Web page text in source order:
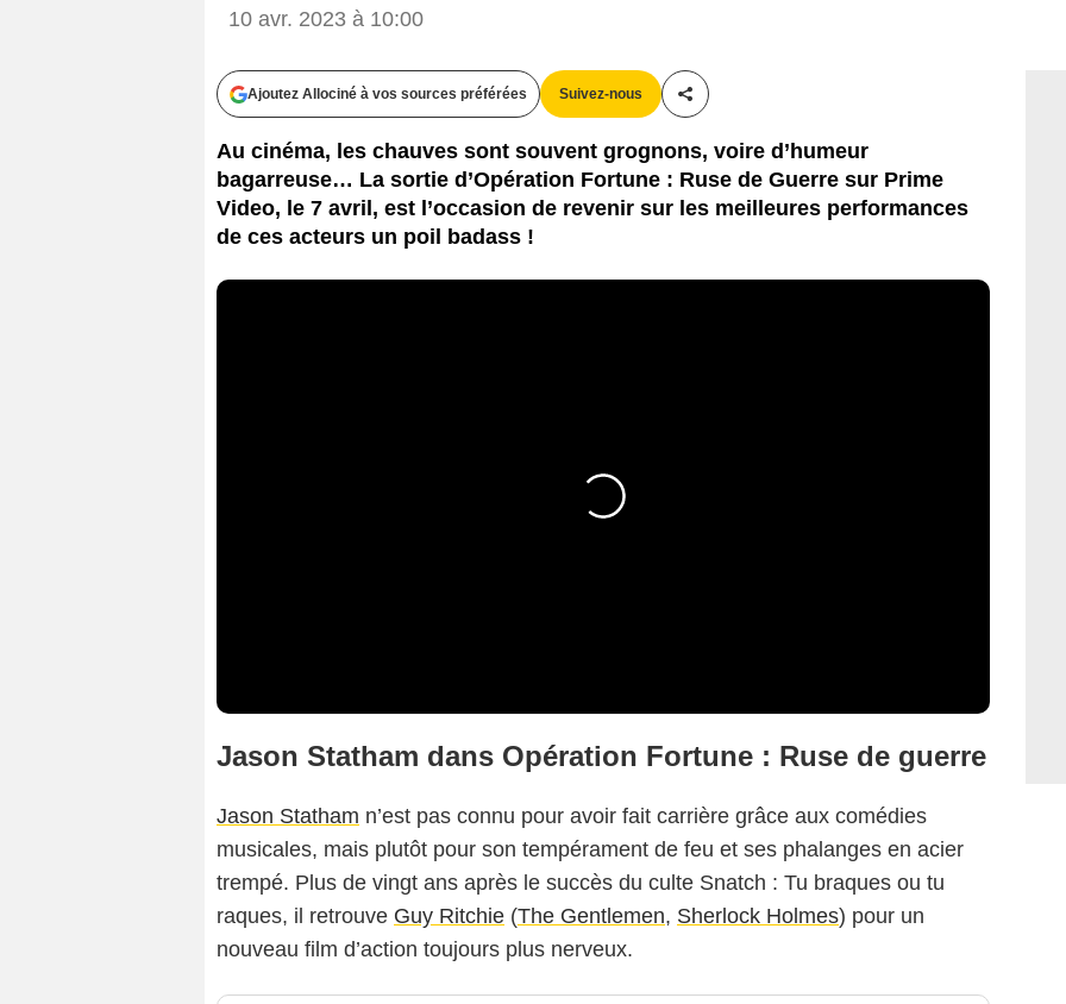
10 avr. 2023 à 10:00
Ajoutez Allociné à vos sources préférées Suivez-nous
Partager cet article
Au cinéma, les chauves sont souvent grognons, voire d’humeur
bagarreuse… La sortie d’Opération Fortune : Ruse de Guerre sur Prime
Video, le 7 avril, est l’occasion de revenir sur les meilleures performances
de ces acteurs un poil badass !
Jason Statham dans Opération Fortune : Ruse de guerre
Jason Statham n’est pas connu pour avoir fait carrière grâce aux comédies
musicales, mais plutôt pour son tempérament de feu et ses phalanges en acier
trempé. Plus de vingt ans après le succès du culte Snatch : Tu braques ou tu
raques, il retrouve Guy Ritchie (The Gentlemen, Sherlock Holmes) pour un
nouveau film d’action toujours plus nerveux.